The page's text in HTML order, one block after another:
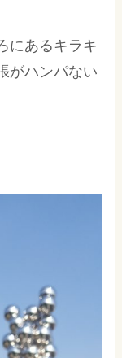
にあるキラキ
がハンパない